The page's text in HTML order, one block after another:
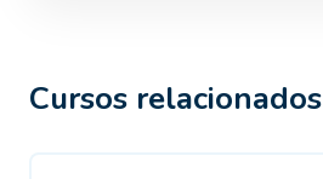
Cursos relacionados